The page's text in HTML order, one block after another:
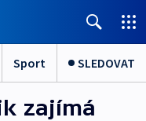
Sport SLEDOVAT
zajímá